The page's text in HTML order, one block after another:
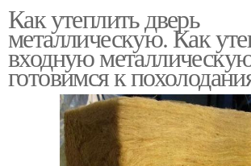
Как утеплить дверь
металлическую. Как
входную
готовимся к